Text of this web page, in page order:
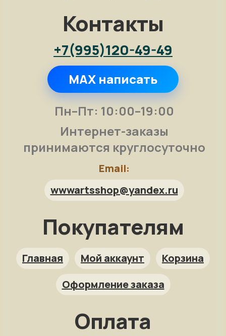
Контакты
+7(995)120-49-49
MAX написать
Пн–Пт: 10:00–19:00
Интернет-заказы
принимаются круглосуточно
Email:
wwwartsshop@yandex.ru
Покупателям
Главная Мой аккаунт
Корзина
Оформление заказа
Оплата
Арт-помощница
ArtsShop.ru
Репродукция на заказ